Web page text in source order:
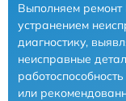
Выполняем
устранением
диагностику,
неисправные
или